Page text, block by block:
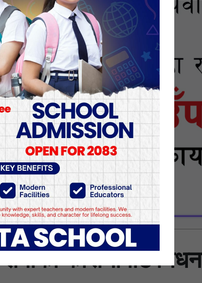
कोरोनाबाट निधन